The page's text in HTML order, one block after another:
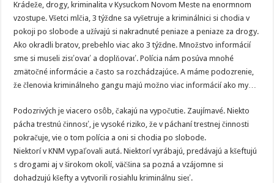
Krádeže, drogy, kriminalita v Kysuckom Novom Meste na enormnom
vzostupe. Všetci mlčia, 3 týždne sa vyšetruje a kriminálnici si chodia v
pokoji po slobode a užívajú si nakradnuté peniaze a peniaze za drogy.
Ako okradli bratov, prebehlo viac ako 3 týždne. Množstvo informácií
sme si museli zisťovať a doplňovať. Polícia nám posúva mnohé
zmätočné informácie a často sa rozchádzajúce. A máme podozrenie,
že členovia kriminálneho gangu majú možno viac informácií ako my…
Podozrivých je viacero osôb, čakajú na vypočutie. Zaujímavé. Niekto
pácha trestnú činnosť, je vysoké riziko, že v páchaní trestnej činnosti
pokračuje, vie o tom polícia a oni si chodia po slobode.
Niektorí v KNM vypaľovali autá. Niektorí vyrábajú, predávajú a kšeftujú
s drogami aj v širokom okolí, väčšina sa pozná a vzájomne si
dohadzujú kšefty a vytvorili rosiahlu kriminálnu sieť.